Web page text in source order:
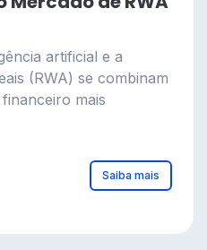
artificial e a
(RWA) se combinam
mais
Saiba mais